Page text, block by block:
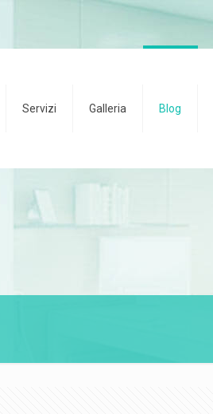
Servizi Galleria Blog